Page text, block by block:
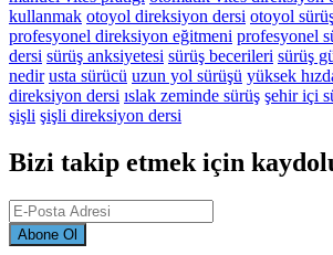
kullanmak otoyol direksiyon dersi otoyol
profesyonel direksiyon eğitmeni profesyonel
dersi sürüş anksiyetesi sürüş becerileri sürüş
nedir usta sürücü uzun yol sürüşü yüksek
direksiyon dersi ıslak zeminde sürüş şehir içi
şişli şişli direksiyon dersi
Bizi takip etmek için
Abone Ol